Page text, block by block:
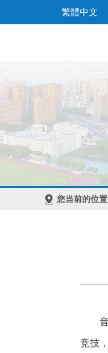
繁體中文
您当前的位置
竞技